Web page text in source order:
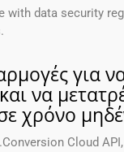
with data security
για
να
χρόνο
Cloud